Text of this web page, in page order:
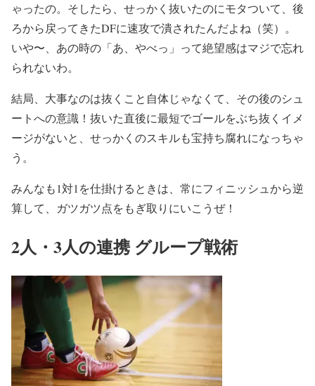
ゃったの。そしたら、せっかく抜いたのにモタついて、後
ろから戻ってきたDFに速攻で潰されたんだよね（笑）。
いや〜、あの時の「あ、やべっ」って絶望感はマジで忘れ
られないわ。
結局、大事なのは抜くこと自体じゃなくて、その後のシュ
ートへの意識！抜いた直後に最短でゴールをぶち抜くイメ
ージがないと、せっかくのスキルも宝持ち腐れになっちゃ
う。
みんなも1対1を仕掛けるときは、常にフィニッシュから逆
算して、ガツガツ点をもぎ取りにいこうぜ！
2人・3人の連携 グループ戦術